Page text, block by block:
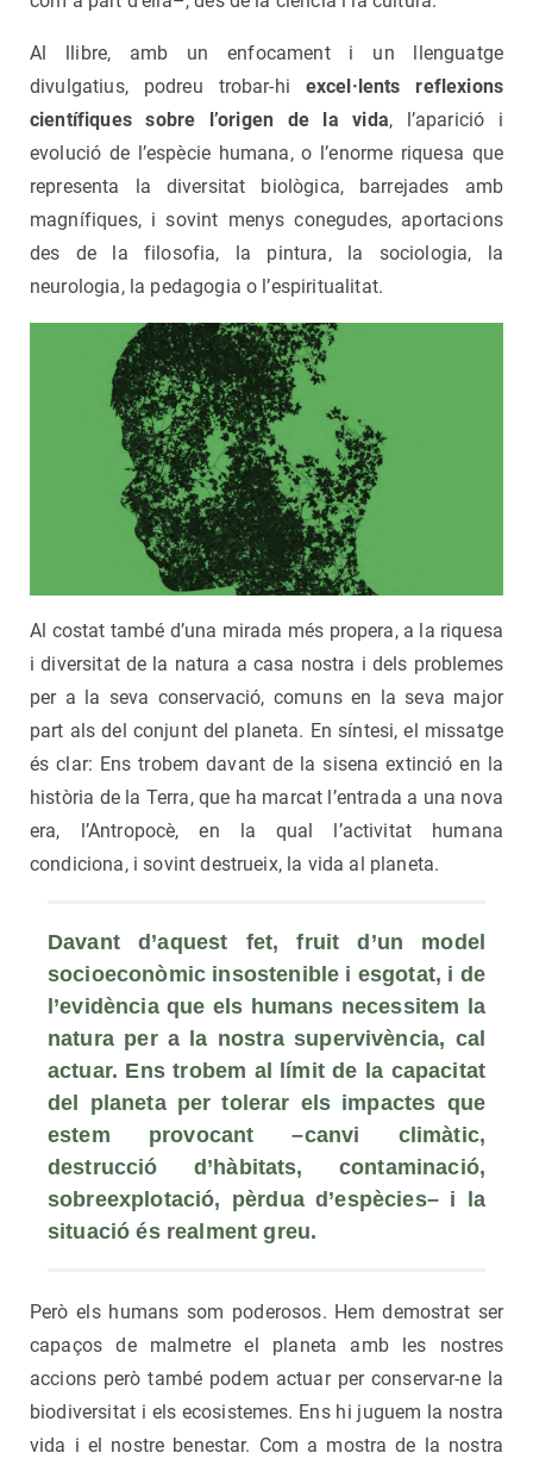
Al llibre, amb un enfocament i un llenguatge
divulgatius, podreu trobar-hi excel·lents reflexions
científiques sobre l’origen de la vida, l’aparició i
evolució de l’espècie humana, o l’enorme riquesa que
representa la diversitat biològica, barrejades amb
magnífiques, i sovint menys conegudes, aportacions
des de la filosofia, la pintura, la sociologia, la
neurologia, la pedagogia o l’espiritualitat.
Al costat també d’una mirada més propera, a la riquesa
i diversitat de la natura a casa nostra i dels problemes
per a la seva conservació, comuns en la seva major
part als del conjunt del planeta. En síntesi, el missatge
és clar: Ens trobem davant de la sisena extinció en la
història de la Terra, que ha marcat l’entrada a una nova
era, l’Antropocè, en la qual l’activitat humana
condiciona, i sovint destrueix, la vida al planeta.
Davant d’aquest fet, fruit d’un model
socioeconòmic insostenible i esgotat, i de
l’evidència que els humans necessitem la
natura per a la nostra supervivència, cal
actuar. Ens trobem al límit de la capacitat
del planeta per tolerar els impactes que
estem provocant –canvi climàtic,
destrucció d’hàbitats, contaminació,
sobreexplotació, pèrdua d’espècies– i la
situació és realment greu.
Però els humans som poderosos. Hem demostrat ser
capaços de malmetre el planeta amb les nostres
accions però també podem actuar per conservar-ne la
biodiversitat i els ecosistemes. Ens hi juguem la nostra
vida i el nostre benestar. Com a mostra de la nostra